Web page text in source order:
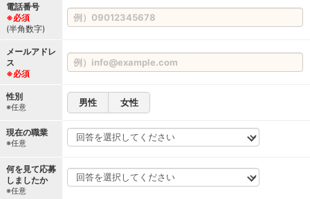
電話番号
※必須
(半角数字)
メールアドレ
ス
※必須
性別
※任意 男性 女性
現在の職業
※任意
何を見て応募
しましたか
※任意